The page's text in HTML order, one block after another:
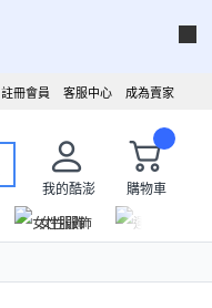
成為賣家
客服中心
註冊會員
我的酷澎
購物車
女性服飾